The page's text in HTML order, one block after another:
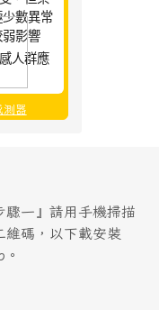
數異常
影響
人群應
測器
驟一』請用手機掃描
維碼，以下載安裝